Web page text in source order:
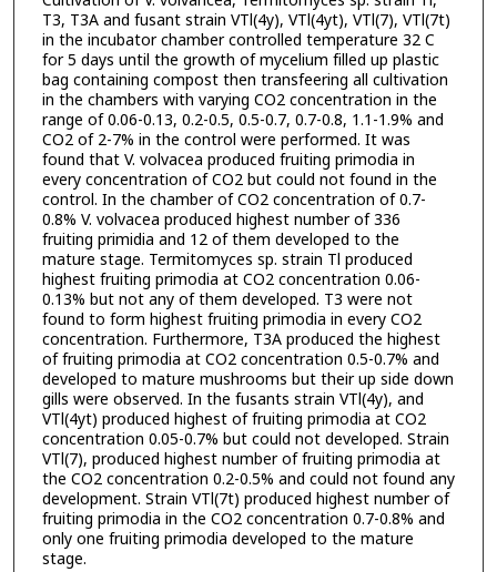
T3, T3A and fusant strain VTl(4y), VTl(4yt), VTl(7), VTl(7t)
in the incubator chamber controlled temperature 32 C
for 5 days until the growth of mycelium filled up plastic
bag containing compost then transfeering all cultivation
in the chambers with varying CO2 concentration in the
range of 0.06-0.13, 0.2-0.5, 0.5-0.7, 0.7-0.8, 1.1-1.9% and
CO2 of 2-7% in the control were performed. It was
found that V. volvacea produced fruiting primodia in
every concentration of CO2 but could not found in the
control. In the chamber of CO2 concentration of 0.7-
0.8% V. volvacea produced highest number of 336
fruiting primidia and 12 of them developed to the
mature stage. Termitomyces sp. strain Tl produced
highest fruiting primodia at CO2 concentration 0.06-
0.13% but not any of them developed. T3 were not
found to form highest fruiting primodia in every CO2
concentration. Furthermore, T3A produced the highest
of fruiting primodia at CO2 concentration 0.5-0.7% and
developed to mature mushrooms but their up side down
gills were observed. In the fusants strain VTl(4y), and
VTl(4yt) produced highest of fruiting primodia at CO2
concentration 0.05-0.7% but could not developed. Strain
VTl(7), produced highest number of fruiting primodia at
the CO2 concentration 0.2-0.5% and could not found any
development. Strain VTl(7t) produced highest number of
fruiting primodia in the CO2 concentration 0.7-0.8% and
only one fruiting primodia developed to the mature
stage.